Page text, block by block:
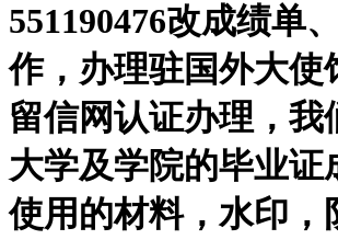
551190476改成绩单
作，办理驻国外大使
留信网认证办理，我
大学及学院的毕业证
使用的材料，水印，